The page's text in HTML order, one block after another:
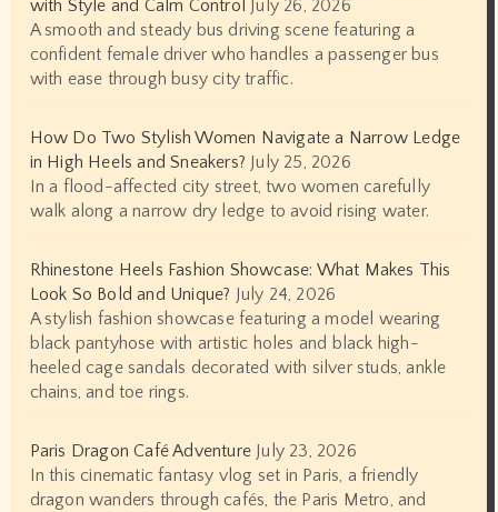
with Style and Calm Control July 26, 2026
A smooth and steady bus driving scene featuring a
confident female driver who handles a passenger bus
with ease through busy city traffic.
How Do Two Stylish Women Navigate a Narrow Ledge
in High Heels and Sneakers? July 25, 2026
In a flood-affected city street, two women carefully
walk along a narrow dry ledge to avoid rising water.
Rhinestone Heels Fashion Showcase: What Makes This
Look So Bold and Unique? July 24, 2026
A stylish fashion showcase featuring a model wearing
black pantyhose with artistic holes and black high-
heeled cage sandals decorated with silver studs, ankle
chains, and toe rings.
Paris Dragon Café Adventure July 23, 2026
In this cinematic fantasy vlog set in Paris, a friendly
dragon wanders through cafés, the Paris Metro, and